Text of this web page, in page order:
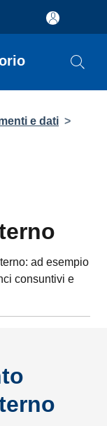
e dati >
ad esempio
consuntivi e